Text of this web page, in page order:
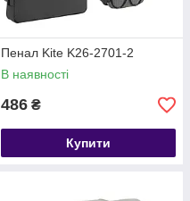
Пенал Kite K26-2701-2
В наявності
486 ₴
Купити